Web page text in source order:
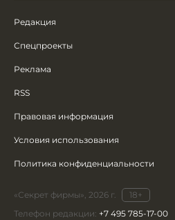
Редакция
Спецпроекты
Реклама
RSS
Правовая информация
Условия использования
Политика конфиденциальности
«Секрет фирмы», 2026 г.
18+
Телефон редакции: +7 495 785-17-00